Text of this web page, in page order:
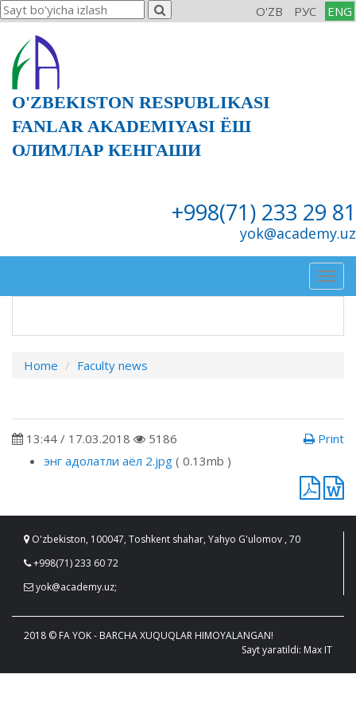
O'ZB РУС ENG
O'ZBEKISTON RESPUBLIKASI
FANLAR AKADEMIYASI ЁШ
ОЛИМЛАР КЕНГАШИ
+998(71) 233 29 81
yok@academy.uz
Home Faculty news
13:44 / 17.03.2018 5186
Print
энг адолатли аёл 2.jpg ( 0.13mb )
O'zbekiston, 100047, Toshkent shahar, Yahyo G'ulomov , 70
+998(71) 233 60 72
yok@academy.uz;
2018 © FA YOK - BARCHA XUQUQLAR HIMOYALANGAN!
Sayt yaratildi: Max IT